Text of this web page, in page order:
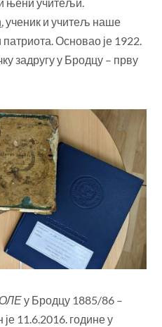
њени учитељи.
, ученик и учитељ наше
Основао је 1922.
задругу у Бродцу – прву
у Бродцу 1885/86 –
11.6.2016. године у